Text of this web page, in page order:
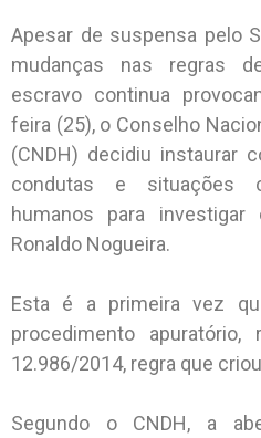
Apesar de suspensa pelo
mudanças nas regras
escravo continua
feira (25), o Conselho
(CNDH) decidiu instaurar
condutas e situações
humanos para
Ronaldo Nogueira.
Esta é a primeira vez
procedimento
12.986/2014, regra que
Segundo o CNDH, a